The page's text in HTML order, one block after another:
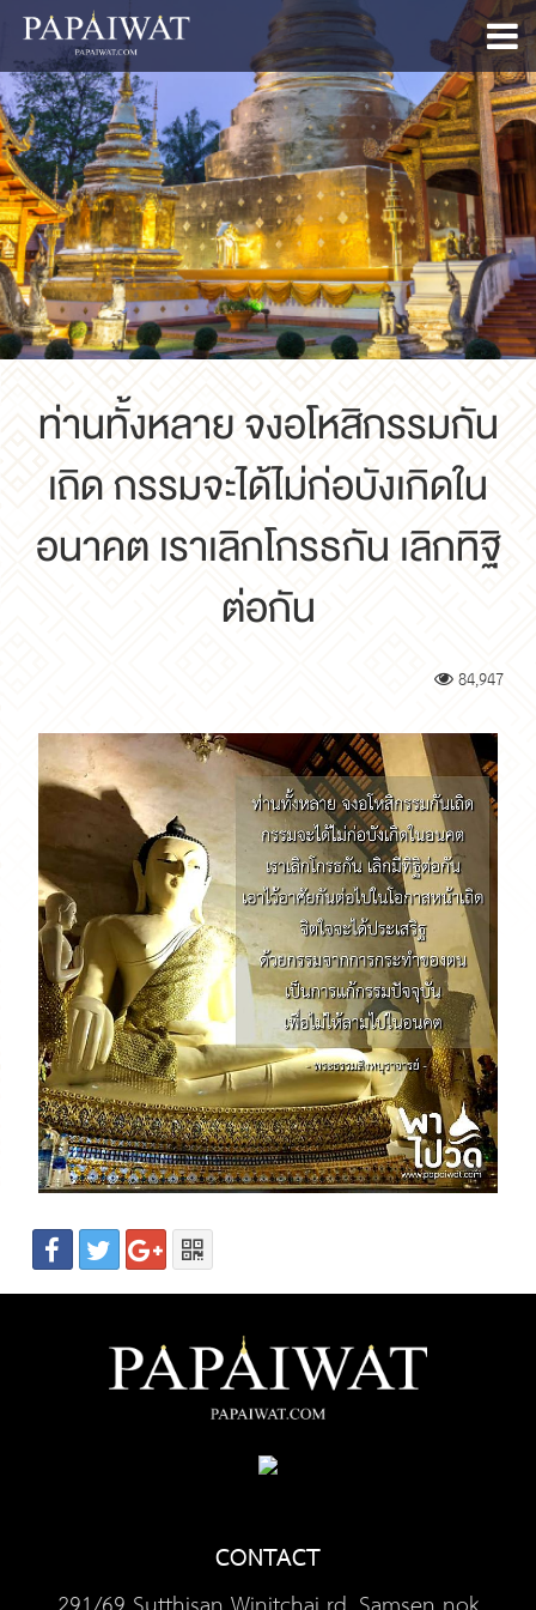
ท่านทั้งหลาย จงอโหสิกรรมกัน
เถิด กรรมจะได้ไม่ก่อบังเกิดใน
อนาคต เราเลิกโกรธกัน เลิกทิฐิ
ต่อกัน
84,947
CONTACT